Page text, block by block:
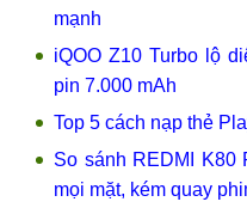
mạnh
iQOO Z10 Turbo lộ
pin 7.000 mAh
Top 5 cách nạp thẻ
So sánh REDMI K80
mọi mặt, kém quay